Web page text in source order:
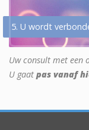
5. U wordt
Uw consult met een
U gaat pas vanaf